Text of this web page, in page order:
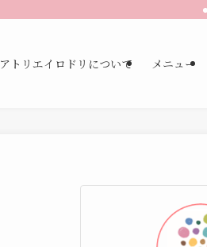
アトリエイロドリについて メニュー